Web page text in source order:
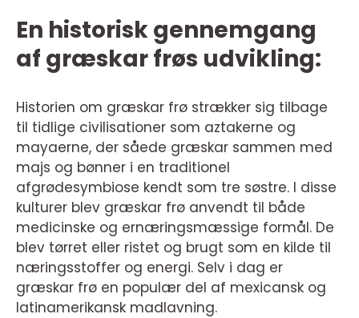
En historisk gennemgang
af græskar frøs udvikling:
Historien om græskar frø strækker sig tilbage
til tidlige civilisationer som aztakerne og
mayaerne, der såede græskar sammen med
majs og bønner i en traditionel
afgrødesymbiose kendt som tre søstre. I disse
kulturer blev græskar frø anvendt til både
medicinske og ernæringsmæssige formål. De
blev tørret eller ristet og brugt som en kilde til
næringsstoffer og energi. Selv i dag er
græskar frø en populær del af mexicansk og
latinamerikansk madlavning.